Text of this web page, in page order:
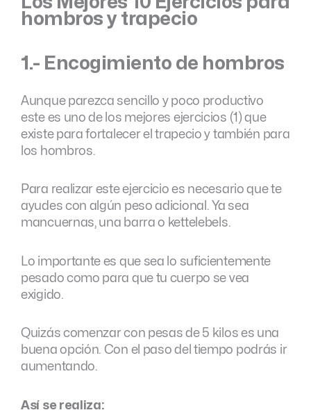
hombros y trapecio
1.- Encogimiento de hombros
Aunque parezca sencillo y poco productivo
este es uno de los mejores ejercicios (1) que
existe para fortalecer el trapecio y también para
los hombros.
Para realizar este ejercicio es necesario que te
ayudes con algún peso adicional. Ya sea
mancuernas, una barra o kettelebels.
Lo importante es que sea lo suficientemente
pesado como para que tu cuerpo se vea
exigido.
Quizás comenzar con pesas de 5 kilos es una
buena opción. Con el paso del tiempo podrás ir
aumentando.
Así se realiza: